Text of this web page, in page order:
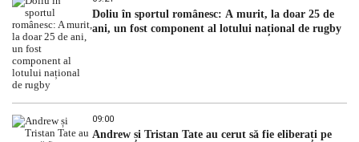
Doliu în sportul românesc: A murit, la doar 25 de
ani, un fost component al lotului național de rugby
09:00
Andrew și Tristan Tate au cerut să fie eliberați pe